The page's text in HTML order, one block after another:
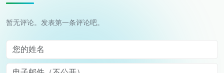
暂无评论。发表第一条评论吧。
您的姓名
电子邮件（不公开）